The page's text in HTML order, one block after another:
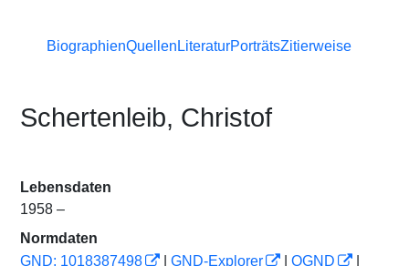
BiographienQuellen LiteraturPorträtsZitierweise
Schertenleib, Christof
Lebensdaten
1958 –
Normdaten
GND: 1018387498
GND-Explorer OGND